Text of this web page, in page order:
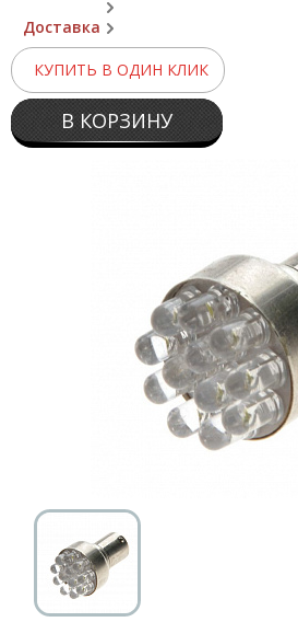
Доставка
КУПИТЬ В ОДИН КЛИК
В КОРЗИНУ